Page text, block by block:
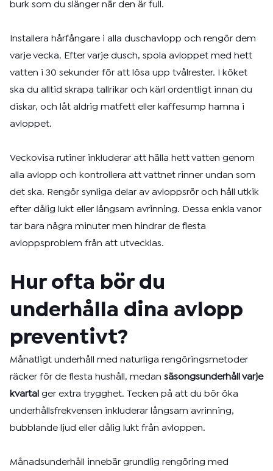
burk som du slänger när den är full.
Installera hårfångare i alla duschavlopp och rengör dem
varje vecka. Efter varje dusch, spola avloppet med hett
vatten i 30 sekunder för att lösa upp tvålrester. I köket
ska du alltid skrapa tallrikar och kärl ordentligt innan du
diskar, och låt aldrig matfett eller kaffesump hamna i
avloppet.
Veckovisa rutiner inkluderar att hälla hett vatten genom
alla avlopp och kontrollera att vattnet rinner undan som
det ska. Rengör synliga delar av avloppsrör och håll utkik
efter dålig lukt eller långsam avrinning. Dessa enkla vanor
tar bara några minuter men hindrar de flesta
avloppsproblem från att utvecklas.
Hur ofta bör du
underhålla dina avlopp
preventivt?
Månatligt underhåll med naturliga rengöringsmetoder
räcker för de flesta hushåll, medan säsongsunderhåll varje
kvartal ger extra trygghet. Tecken på att du bör öka
underhållsfrekvensen inkluderar långsam avrinning,
bubblande ljud eller dålig lukt från avloppen.
Månadsunderhåll innebär grundlig rengöring med